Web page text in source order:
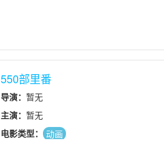
550部里番
导演： 暂无
主演： 暂无
电影类型：
动画